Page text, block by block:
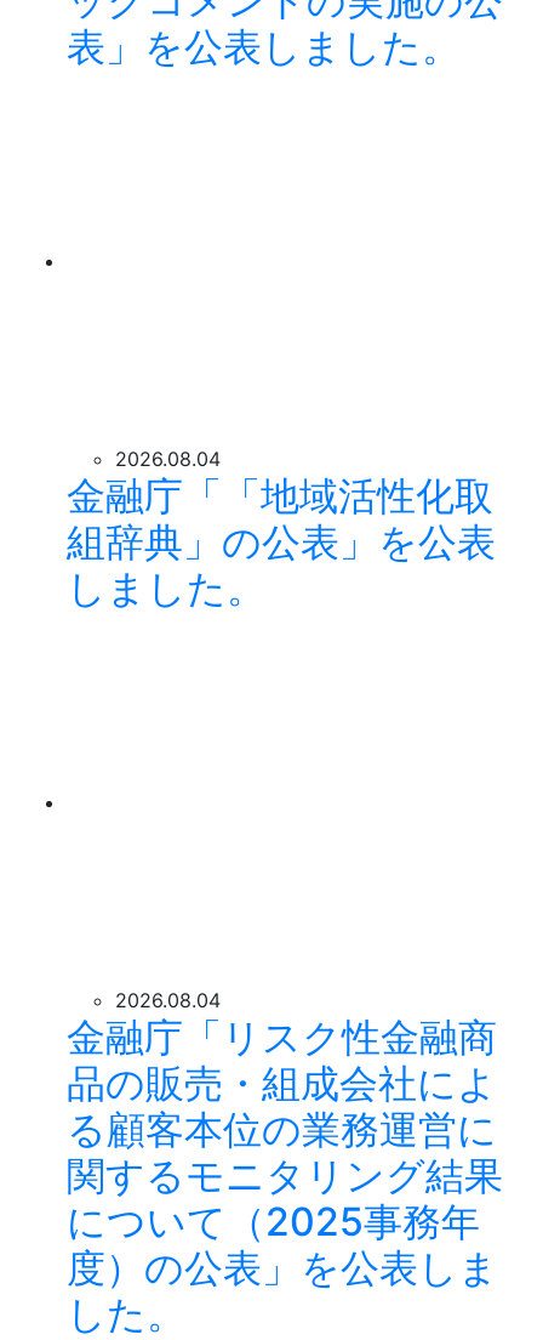
表」を公表しました。
2026.08.04
金融庁「「地域活性化取
組辞典」の公表」を公表
しました。
2026.08.04
金融庁「リスク性金融商
品の販売・組成会社によ
る顧客本位の業務運営に
関するモニタリング結果
について（2025事務年
度）の公表」を公表しま
した。